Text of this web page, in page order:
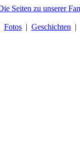
Fotos| Geschichten |